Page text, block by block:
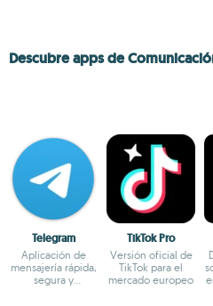
Descubre apps de
Telegram
Aplicación de
mensajería rápida,
segura y
TikTok Pro
Versión oficial de
TikTok para el
mercado europeo